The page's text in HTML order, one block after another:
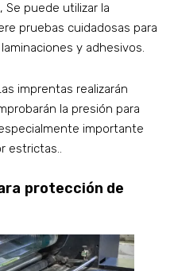
Se puede utilizar la
pruebas cuidadosas para
y adhesivos.
imprentas realizarán
la presión para
importante
estrictas..
protección de